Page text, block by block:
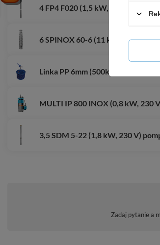
4 FP4 F020 (1,5 kW, 230 V) pompa
6 SPINOX 60-6 (11 kW, 400 V)
Linka PP 6mm (500kg) / 200m
MULTI IP 800 INOX (0,8 kW, 230
3,5 SDM 5-22 (1,8 kW, 230 V)
Zadaj pytanie a